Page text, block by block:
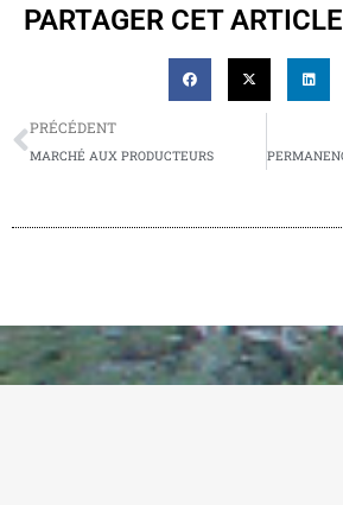
PARTAGER CET ARTICLE
PRÉCÉDENT
MARCHÉ AUX PRODUCTEURS